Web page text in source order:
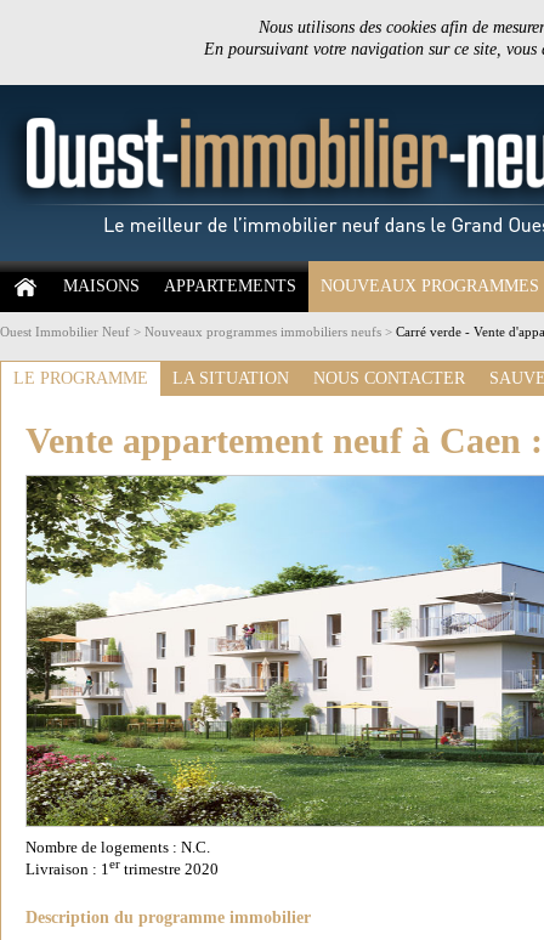
Nous utilisons des cookies afin de
En poursuivant votre navigation sur ce site,
MAISONS APPARTEMENTS NOUVEAUX PROGRAMMES
Ouest Immobilier Neuf > Nouveaux programmes immobiliers neufs > Carré verde - Vente
LE PROGRAMME LA SITUATION NOUS CONTACTER
Vente appartement neuf à Caen
Nombre de logements : N.C.
Livraison : 1er trimestre 2020
Description du programme immobilier